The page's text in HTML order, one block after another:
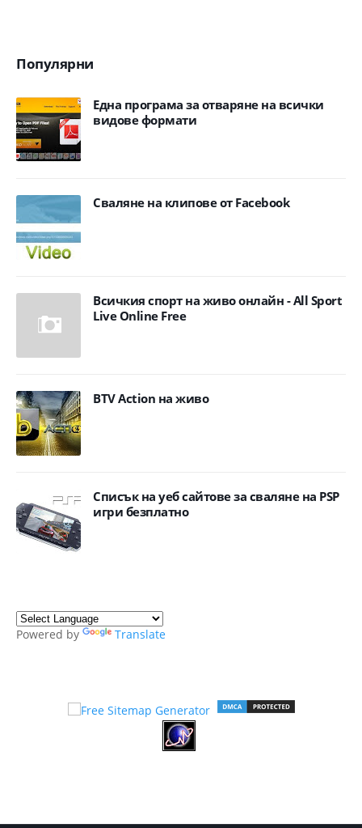
Популярни
Eдна програма за отваряне на всички
видове формати
Сваляне на клипове от Facebook
Всичкия спорт на живо онлайн - All Sport
Live Online Free
BTV Action на живо
Списък на уеб сайтове за сваляне на PSP
игри безплатно
Powered by Translate